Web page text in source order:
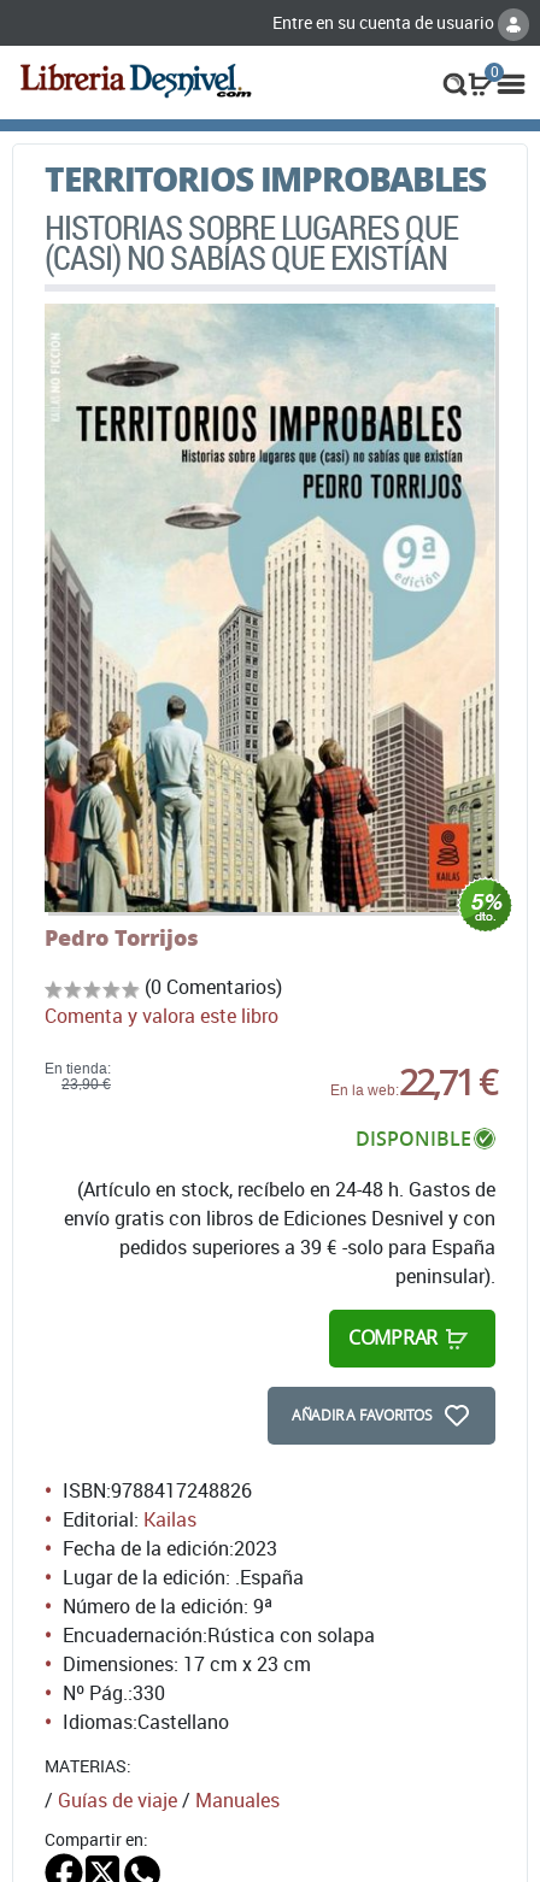
Entre en su cuenta de usuario
0
TERRITORIOS IMPROBABLES
HISTORIAS SOBRE LUGARES QUE
(CASI) NO SABÍAS QUE EXISTÍAN
Pedro Torrijos
(0 Comentarios)
Comenta y valora este libro
En tienda:
23,90 €
En la web:22,71 €
DISPONIBLE
(Artículo en stock, recíbelo en 24-48 h. Gastos de
envío gratis con libros de Ediciones Desnivel y con
pedidos superiores a 39 € -solo para España
peninsular).
COMPRAR
AÑADIR A FAVORITOS
ISBN:9788417248826
Editorial: Kailas
Fecha de la edición:2023
Lugar de la edición: .España
Número de la edición: 9ª
Encuadernación:Rústica con solapa
Dimensiones: 17 cm x 23 cm
Nº Pág.:330
Idiomas:Castellano
MATERIAS:
/ Guías de viaje/ Manuales
Compartir en: